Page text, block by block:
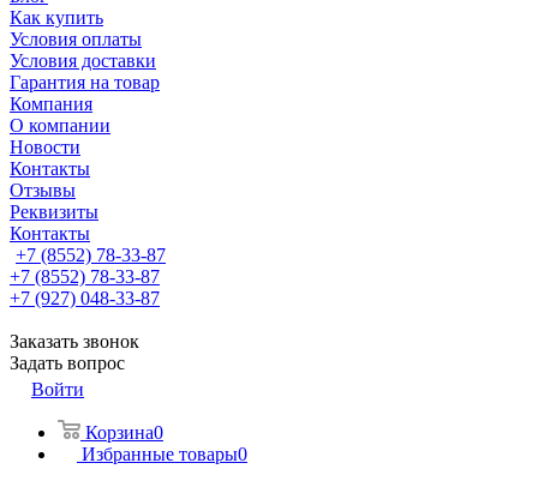
Как купить
Условия оплаты
Условия доставки
Гарантия на товар
Компания
О компании
Новости
Контакты
Отзывы
Реквизиты
Контакты
+7 (8552) 78-33-87
+7 (8552) 78-33-87
+7 (927) 048-33-87
Заказать звонок
Задать вопрос
Войти
Корзина0
Избранные товары0